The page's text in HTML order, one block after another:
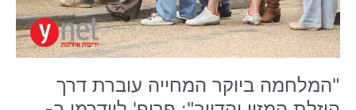
"המלחמה ביוקר המחייה עוברת דרך
והדיור":
פרופ'
ליידרמן
ב-
ynet